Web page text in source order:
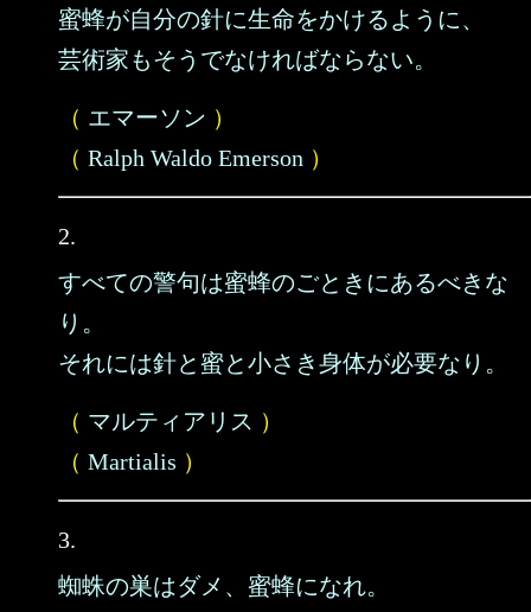
蜜蜂が自分の針に生命をかけるように、
芸術家もそうでなければならない。
（ エマーソン ）
（ Ralph Waldo Emerson ）
2.
すべての警句は蜜蜂のごときにあるべきな
り。
それには針と蜜と小さき身体が必要なり。
（ マルティアリス ）
（ Martialis ）
3.
蜘蛛の巣はダメ、蜜蜂になれ。